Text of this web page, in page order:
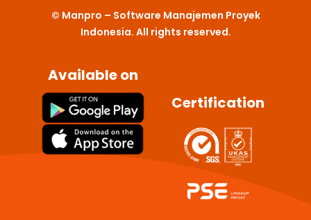
© Manpro – Software Manajemen Proyek
Indonesia. All rights reserved.
Available on
Certification